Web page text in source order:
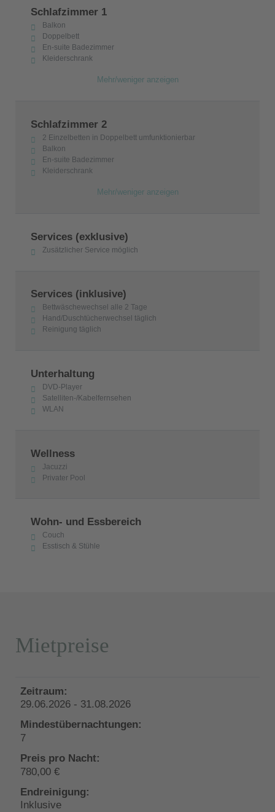
Schlafzimmer 1
Balkon
Doppelbett
En-suite Badezimmer
Kleiderschrank
Mehr/weniger anzeigen
Schlafzimmer 2
2 Einzelbetten in Doppelbett umfunktionierbar
Balkon
En-suite Badezimmer
Kleiderschrank
Mehr/weniger anzeigen
Services (exklusive)
Zusätzlicher Service möglich
Services (inklusive)
Bettwäschewechsel alle 2 Tage
Hand/Duschtücherwechsel täglich
Reinigung täglich
Unterhaltung
DVD-Player
Satelliten-/Kabelfernsehen
WLAN
Wellness
Jacuzzi
Privater Pool
Wohn- und Essbereich
Couch
Esstisch & Stühle
Mietpreise
29.06.2026 - 31.08.2026
7
780,00 €
Inklusive